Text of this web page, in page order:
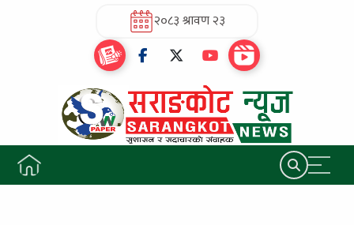
२०८३ श्रावण २३